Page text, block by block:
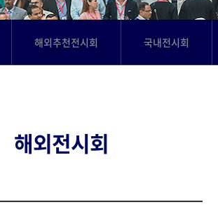
해외추천전시회 국내전시회
해외전시회